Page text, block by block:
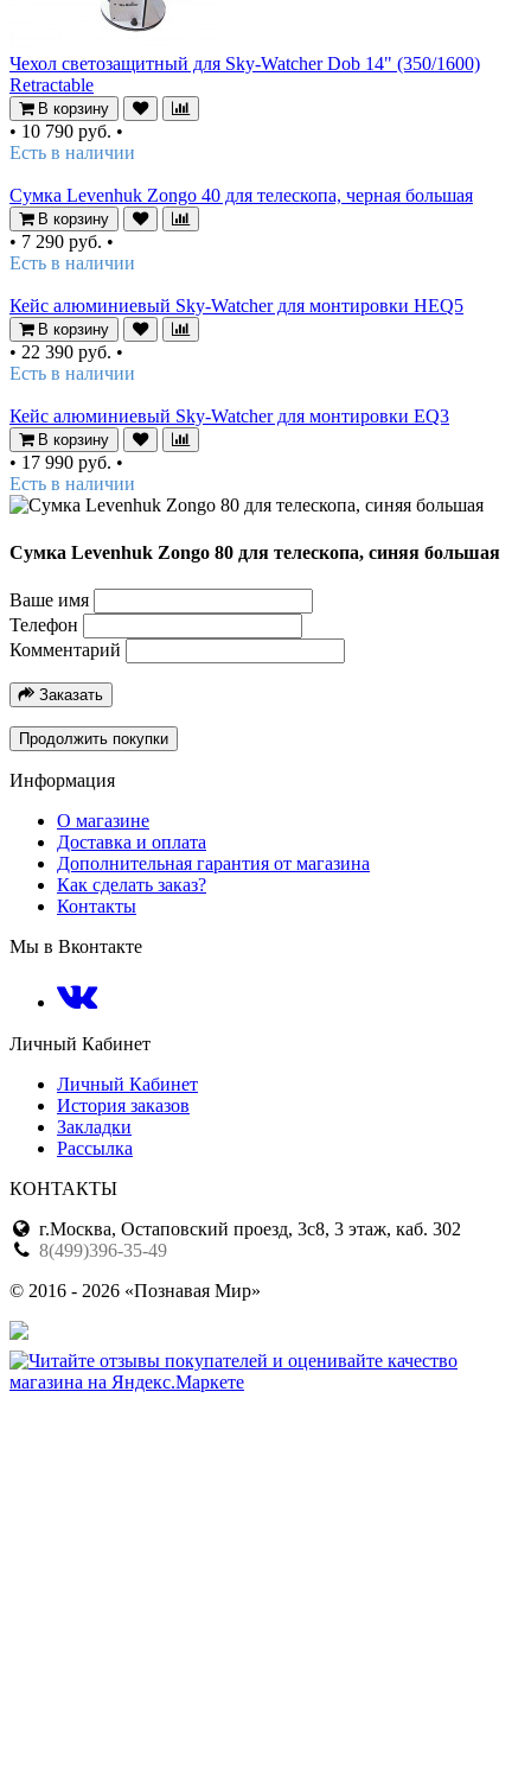
Чехол светозащитный для Sky-Watcher Dob 14" (350/1600)
Retractable
В корзину
• 10 790 руб. •
Есть в наличии
Сумка Levenhuk Zongo 40 для телескопа, черная большая
В корзину
• 7 290 руб. •
Есть в наличии
Кейс алюминиевый Sky-Watcher для монтировки HEQ5
В корзину
• 22 390 руб. •
Есть в наличии
Кейс алюминиевый Sky-Watcher для монтировки EQ3
В корзину
• 17 990 руб. •
Есть в наличии
Сумка Levenhuk Zongo 80 для телескопа, синяя большая
Ваше имя
Телефон
Комментарий
Заказать
Продолжить покупки
Информация
О магазине
Доставка и оплата
Дополнительная гарантия от магазина
Как сделать заказ?
Контакты
Мы в Вконтакте
Личный Кабинет
Личный Кабинет
История заказов
Закладки
Рассылка
КОНТАКТЫ
г.Москва, Остаповский проезд, 3с8, 3 этаж, каб. 302
8(499)396-35-49
© 2016 - 2026 «Познавая Мир»